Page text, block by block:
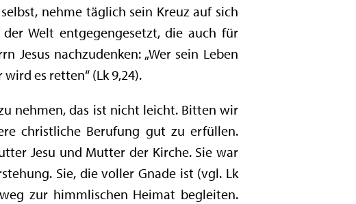
nehme täglich sein Kreuz auf sich
Welt entgegengesetzt, die auch für
Jesus nachzudenken: „Wer sein Leben
es retten“ (Lk 9,24).
nehmen, das ist nicht leicht. Bitten wir
christliche Berufung gut zu erfüllen.
Jesu und Mutter der Kirche. Sie war
Sie, die voller Gnade ist (vgl. Lk
zur himmlischen Heimat begleiten.